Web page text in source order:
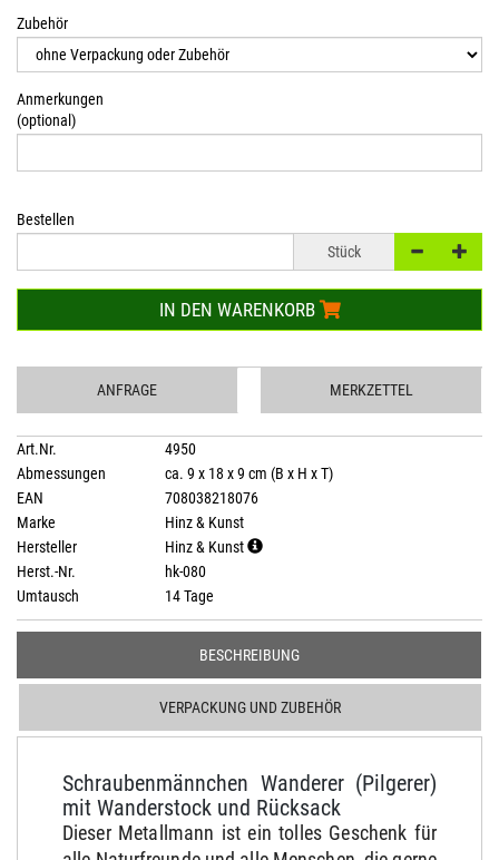
Zubehör
Anmerkungen
(optional)
Bestellen
Stück
IN DEN WARENKORB
ANFRAGE MERKZETTEL
Art.Nr.
4950
Abmessungen
ca. 9 x 18 x 9 cm (B x H x T)
EAN
708038218076
Marke
Hinz & Kunst
Hersteller
Hinz & Kunst
Herst.-Nr.
hk-080
Umtausch
14 Tage
BESCHREIBUNG
VERPACKUNG UND ZUBEHÖR
Schraubenmännchen Wanderer (Pilgerer)
mit Wanderstock und Rücksack
Dieser Metallmann ist ein tolles Geschenk für